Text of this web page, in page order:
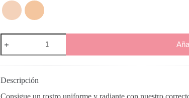
Corrector
En
Barra
Descripción